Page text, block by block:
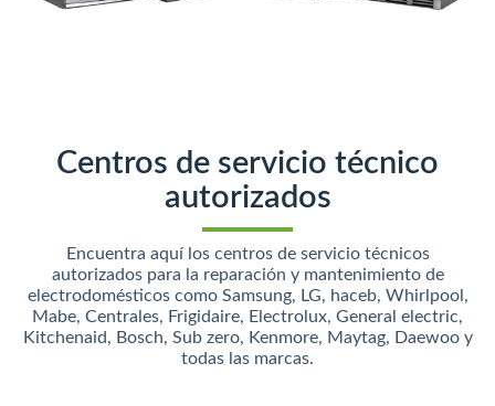
Centros de servicio técnico
autorizados
Encuentra aquí los centros de servicio técnicos
autorizados para la reparación y mantenimiento de
electrodomésticos como Samsung, LG, haceb, Whirlpool,
Mabe, Centrales, Frigidaire, Electrolux, General electric,
Kitchenaid, Bosch, Sub zero, Kenmore, Maytag, Daewoo y
todas las marcas.